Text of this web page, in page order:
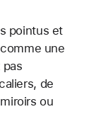
pointus et
une
pas
de
ou